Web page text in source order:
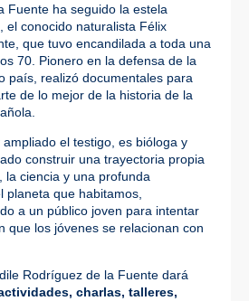
Fuente ha seguido la estela
el conocido naturalista Félix
que tuvo encandilada a toda una
70. Pionero en la defensa de la
país, realizó documentales para
de lo mejor de la historia de la
el testigo, es bióloga y
construir una trayectoria propia
la ciencia y una profunda
planeta que habitamos,
a un público joven para intentar
que los jóvenes se relacionan con
Rodríguez de la Fuente dará
charlas, talleres,